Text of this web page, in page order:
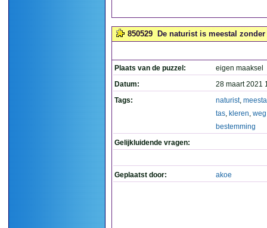
850529 De naturist is meestal
Plaats van de puzzel:
eigen maaksel
Datum:
28 maart 2021
Tags:
naturist,
tas, kleren, weg
bestemming
Gelijkluidende vragen:
Geplaatst door: akoe